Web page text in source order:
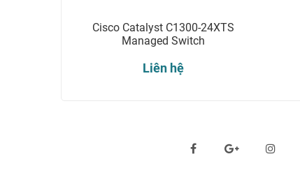
Cisco Catalyst C1300-24XTS
Managed Switch
Liên hệ